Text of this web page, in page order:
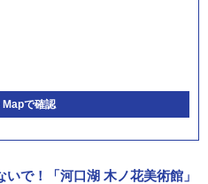
で確認
で！「河口湖 木ノ花美術館」